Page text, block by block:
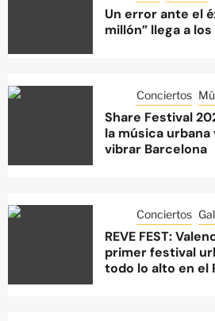
Un error ante el
millón” llega a
Conciertos
Share Festival
la música
vibrar Barcelona
Conciertos
REVE FEST:
primer festival
todo lo alto en el